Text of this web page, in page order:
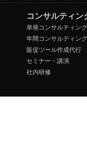
コンサルティン
単発コンサルティング
年間コンサルティング
販促ツール作成代行
セミナー・講演
社内研修